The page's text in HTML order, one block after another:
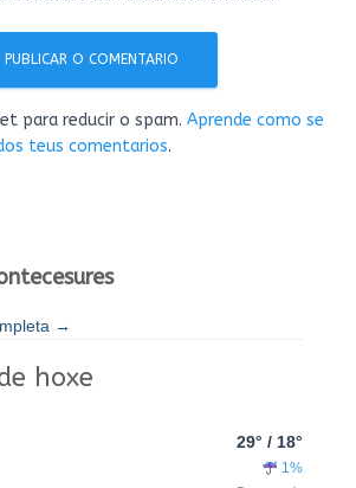
para reducir o spam. Aprende como se
teus comentarios.
→
hoxe
29° / 18°
1%